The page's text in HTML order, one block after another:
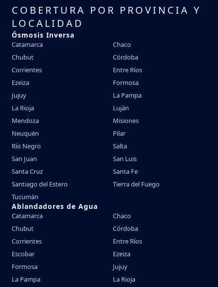
COBERTURA POR PROVINCIA Y
LOCALIDAD
Ósmosis Inversa
Catamarca
Chaco
Chubut
Córdoba
Corrientes
Entre Ríos
Ezeiza
Formosa
Jujuy
La Pampa
La Rioja
Luján
Mendoza
Misiones
Neuquén
Pilar
Río Negro
Salta
San Juan
San Luis
Santa Cruz
Santa Fe
Santiago del Estero
Tierra del Fuego
Tucumán
Ablandadores de Agua
Catamarca
Chaco
Chubut
Córdoba
Corrientes
Entre Ríos
Escobar
Ezeiza
Formosa
Jujuy
La Pampa
La Rioja